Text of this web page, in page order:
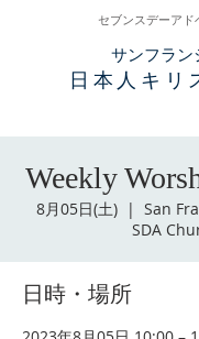
セブンスデーアド
サンフラン
日本人キリ
Weekly
8月05日(土)
  |
San
SDA
日時・場所